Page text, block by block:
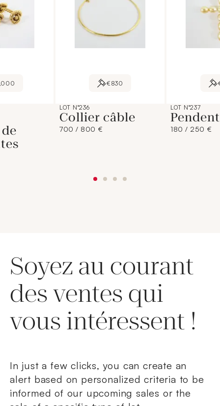
€830
LOT N°236
Collier câble
700 / 800 €
LOT N°237
180 / 250 €
Soyez au courant
des ventes qui
vous intéressent !
In just a few clicks, you can create an
alert based on personalized criteria to be
informed of our upcoming sales or the